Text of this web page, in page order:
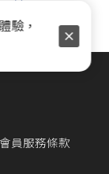
會員服務條款
驗，